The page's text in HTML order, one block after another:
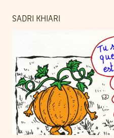
SADRI KHIARI